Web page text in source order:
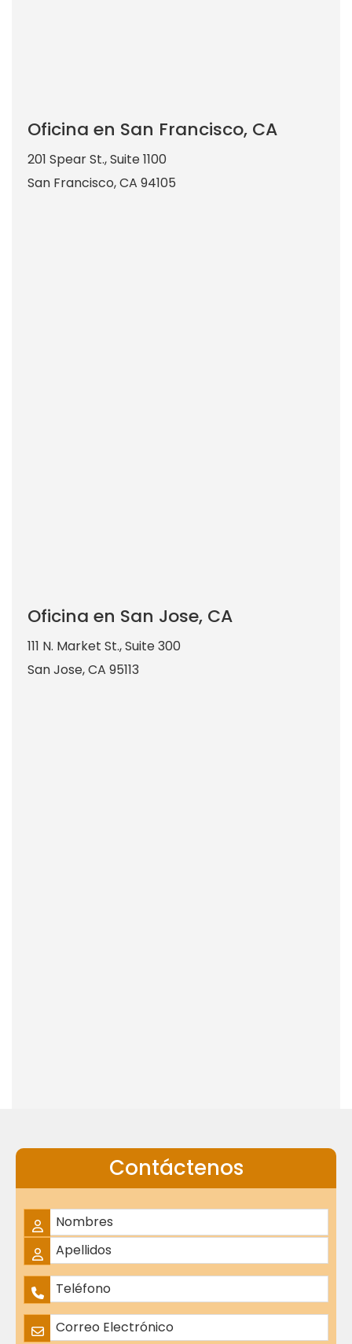
Oficina en San Francisco, CA
201 Spear St., Suite 1100
San Francisco,CA 94105
Oficina en San Jose, CA
111 N. Market St., Suite 300
San Jose,CA 95113
Contáctenos
Nombre Completo *
Nombres
Apellidos
Teléfono *
Correo Electrónico *